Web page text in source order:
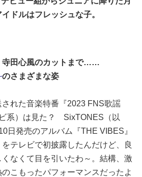
ドルはフレッシュな子。
寺田心風のカットまで……
のさまざまな姿
れた音楽特番『2023 FNS歌謡
系）は見た？ SixTONES（以
日発売のアルバム『THE VIBES』
テレビで初披露したんだけど、良
なくて目を引いたわ～。結構、激
こもったパフォーマンスだったよ